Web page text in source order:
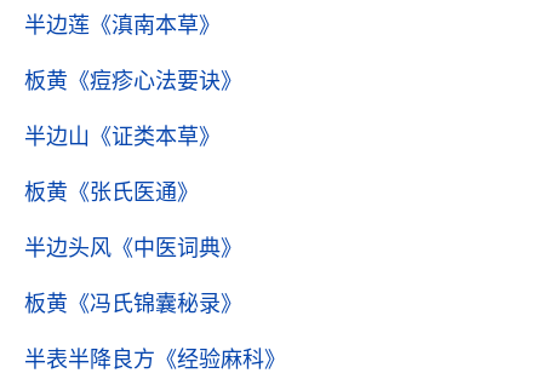
半边莲 《滇南本草》
板黄 《痘疹心法要诀》
半边山 《证类本草》
板黄 《张氏医通》
半边头风 《中医词典》
板黄 《冯氏锦囊秘录》
半表半降良方 《经验麻科》